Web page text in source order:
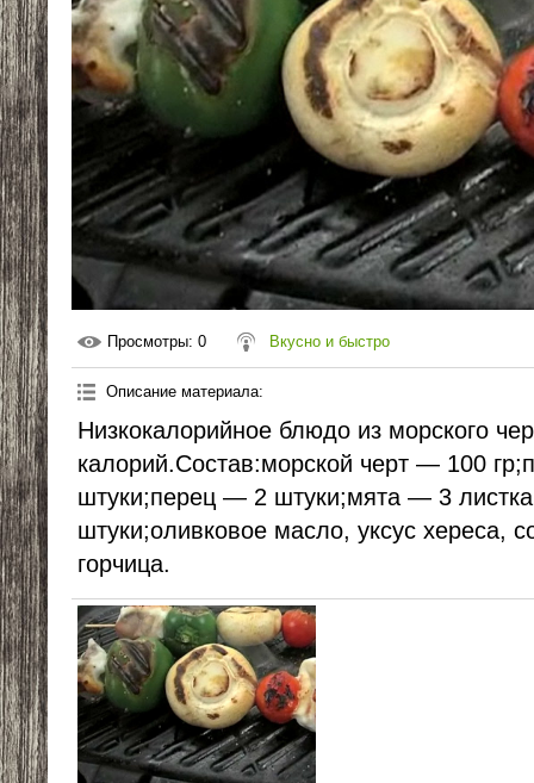
Просмотры: 0 Вкусно и быстро
Описание материала:
Низкокалорийное блюдо из морского
калорий.Состав:морской черт — 100
штуки;перец — 2 штуки;мята — 3
штуки;оливковое масло, уксус хереса,
горчица.